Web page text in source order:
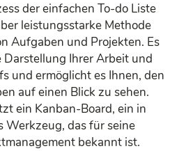
der einfachen To-do Liste
leistungsstarke Methode
Aufgaben und Projekten. Es
Darstellung Ihrer Arbeit und
und ermöglicht es Ihnen, den
auf einen Blick zu sehen.
ein Kanban-Board, ein in
Werkzeug, das für seine
bekannt ist.